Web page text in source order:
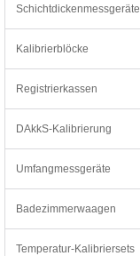
Schichtdickenmessgeräte
Kalibrierblöcke
Registrierkassen
DAkkS-Kalibrierung
Umfangmessgeräte
Badezimmerwaagen
Temperatur-Kalibriersets